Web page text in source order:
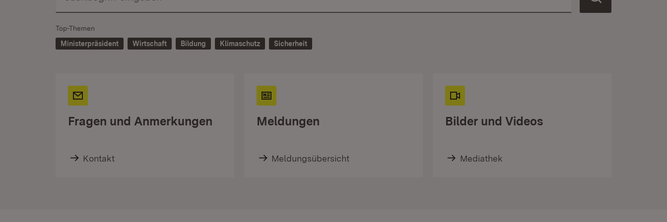
Top-Themen
Ministerpräsident
Wirtschaft Bildung Klimaschutz Sicherheit
Fragen und Anmerkungen
Kontakt
Meldungen
Meldungsübersicht
Bilder und Videos
Mediathek